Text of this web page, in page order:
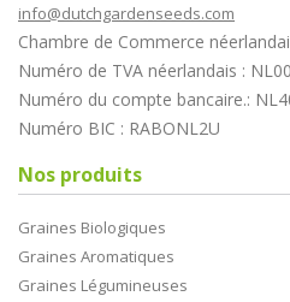
info@dutchgardenseeds.com
Chambre de Commerce
Numéro de TVA néerlandais :
Numéro du compte bancaire.:
Numéro BIC : RABONL2U
Nos produits
Graines Biologiques
Graines Aromatiques
Graines Légumineuses